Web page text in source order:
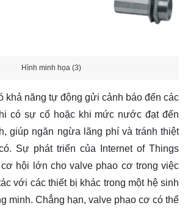
Hình minh họa (3)
khả năng tự động gửi cảnh báo đến các
có sự cố hoặc khi mức nước đạt đến
giúp ngăn ngừa lãng phí và tránh thiệt
Sự phát triển của Internet of Things
hội lớn cho valve phao cơ trong việc
với các thiết bị khác trong một hệ sinh
minh. Chẳng hạn, valve phao cơ có thể